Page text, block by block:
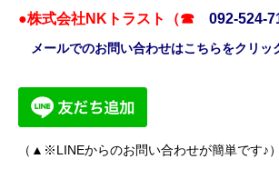
●株式会社NKトラスト（☎ 092-524-
メールでのお問い合わせはこちらをクリッ
（▲※LINEからのお問い合わせが簡単です♪）